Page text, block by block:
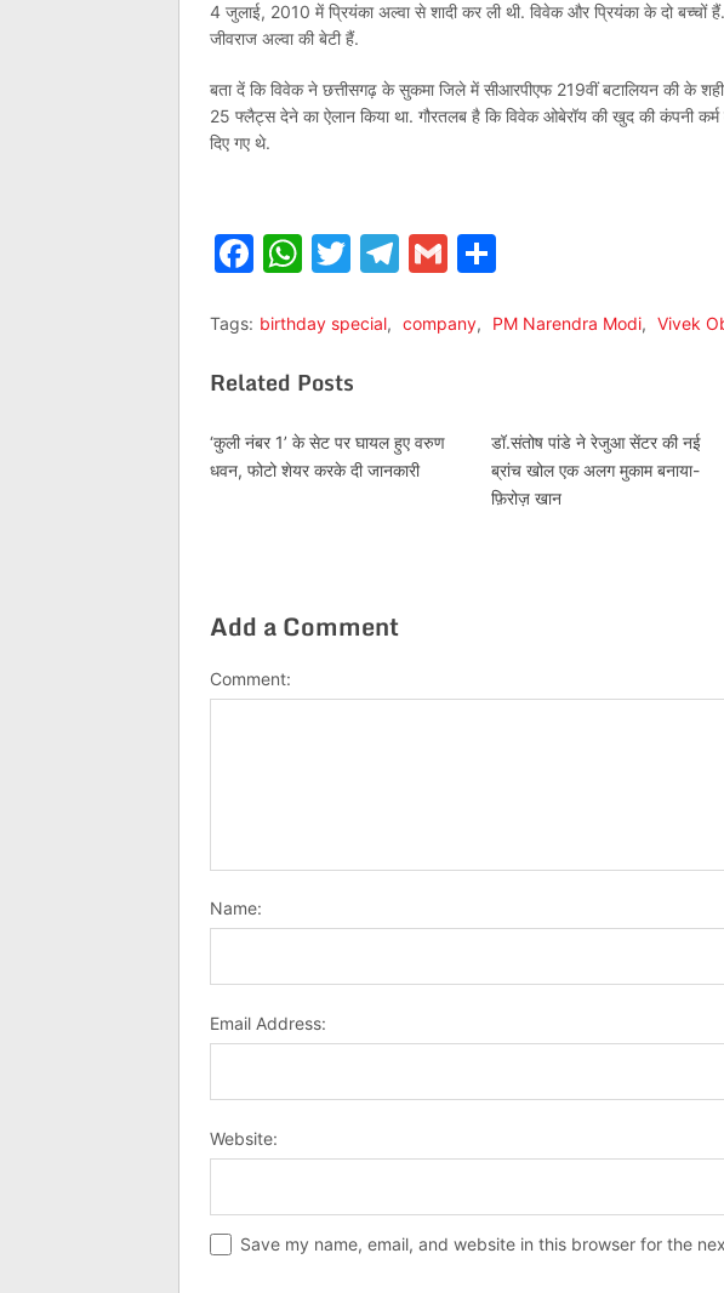
4 जुलाई, 2010 में प्रियंका अल्वा से शादी कर ली थी. विवेक और प्रियंका के दो बच्चों हैं.
जीवराज अल्वा की बेटी हैं.
बता दें कि विवेक ने छत्तीसगढ़ के सुकमा जिले में सीआरपीएफ 219वीं बटालियन की के शहीद
25 फ्लैट्स देने का ऐलान किया था. गौरतलब है कि विवेक ओबेरॉय की खुद की कंपनी
दिए गए थे.
Facebook
WhatsApp
Twitter
Telegram
Gmail
Tags: birthday special, company, PM Narendra Modi, Vivek
Related Posts
‘कुली नंबर 1’ के सेट पर घायल हुए वरुण
धवन, फोटो शेयर करके दी जानकारी
डॉ.संतोष पांडे ने रेजुआ सेंटर की नई
ब्रांच खोल एक अलग मुकाम बनाया-
फ़िरोज़ खान
Add a Comment
Comment:
Name:
Email Address:
Website:
Save my name, email, and website in this browser for the